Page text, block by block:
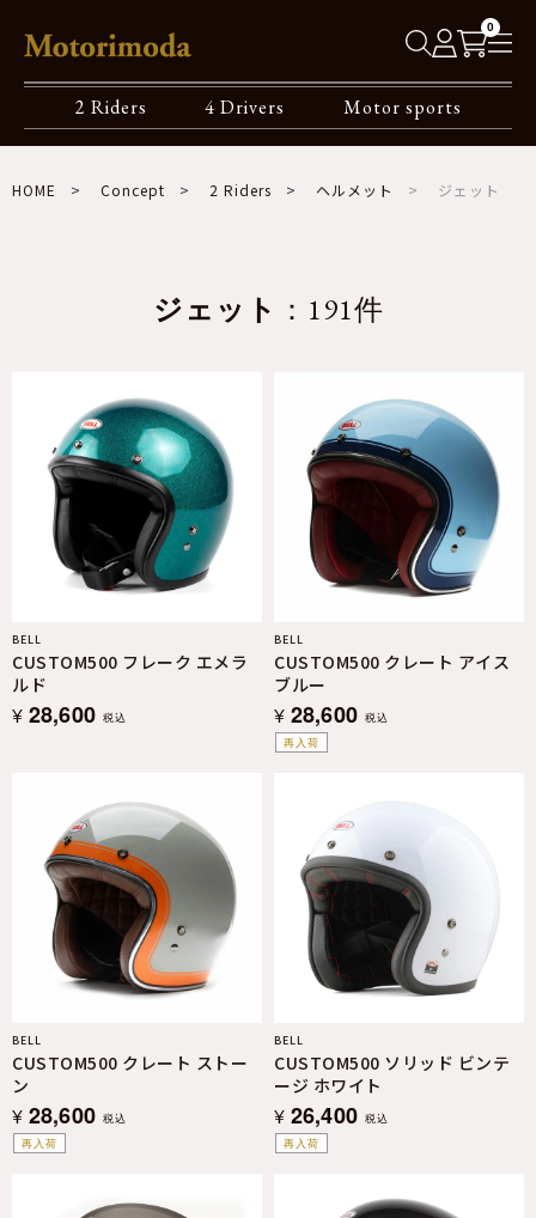
0
2 Riders 4 Drivers Motor sports
HOME Concept 2 Riders ヘルメット ジェット
ジェット ：191件
BELL
CUSTOM500 フレーク エメラ
ルド
¥ 28,600 税込
再入荷
BELL
CUSTOM500 クレート アイス
ブルー
¥ 28,600 税込
再入荷
BELL
CUSTOM500 クレート ストー
ン
¥ 28,600 税込
再入荷
BELL
CUSTOM500 ソリッド ビンテ
ージ ホワイト
¥ 26,400 税込